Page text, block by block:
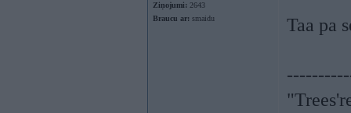
Ziņojumi: 2643
Braucu ar: smaidu Taa pa